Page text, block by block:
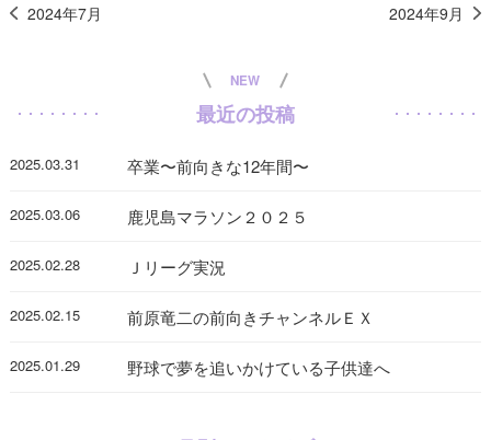
2024年7月 2024年9月
NEW
最近の投稿
2025.03.31 卒業〜前向きな12年間〜
2025.03.06 鹿児島マラソン２０２５
2025.02.28 Ｊリーグ実況
2025.02.15 前原竜二の前向きチャンネルＥＸ
2025.01.29 野球で夢を追いかけている子供達へ